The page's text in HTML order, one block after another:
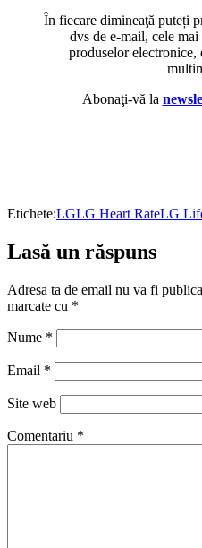
În fiecare dimineaţă puteți
dvs de e-mail, cele
produselor
Abonaţi-vă la
Etichete:LGLG Heart RateLG
Lasă un răspuns
Adresa ta de email nu va fi
marcate cu *
Nume *
Email *
Site web
Comentariu *